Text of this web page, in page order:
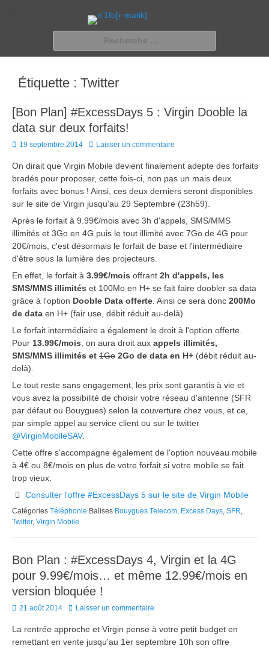
n'1fo[r-matik]
Pour les nymphos d'infos en info…
Étiquette : Twitter
[Bon Plan] #ExcessDays 5 : Virgin Dooble la
data sur deux forfaits!
Posted
19 septembre 2014 Laisser un commentaire
On dirait que Virgin Mobile devient finalement adepte des forfaits
bradés pour proposer, cette fois-ci, non pas un mais deux
forfaits avec bonus ! Ainsi, ces deux derniers seront disponibles
sur le site de Virgin jusqu'au 29 Septembre (23h59).
Après le forfait à 9.99€/mois avec 3h d'appels, SMS/MMS
illimités et 3Go en 4G puis le tout illimité avec 7Go de 4G pour
20€/mois, c'est désormais le forfait de base et l'intermédiaire
d'être sous la lumière des projecteurs.
En effet, le forfait à 3.99€/mois offrant 2h d'appels, les
SMS/MMS illimités et 100Mo en H+ se fait faire doobler sa data
grâce à l'option Dooble Data offerte . Ainsi ce sera donc 200Mo
de data en H+ (fair use, débit réduit au-delà)
Le forfait intermédiaire a également le droit à l'option offerte.
Pour 13.99€/mois , on aura droit aux appels illimités,
SMS/MMS illimités et 1Go 2Go de data en H+ (débit réduit au-
delà).
Le tout reste sans engagement, les prix sont garantis à vie et
vous avez la possibilité de choisir votre réseau d'antenne (SFR
par défaut ou Bouygues) selon la couverture chez vous, et ce,
par simple appel au service client ou sur le twitter
@VirginMobileSAV.
Cette offre s'accompagne également de l'option nouveau mobile
à 4€ ou 8€/mois en plus de votre forfait si votre mobile se fait
trop vieux.
Consulter l'offre #ExcessDays 5 sur le site de Virgin Mobile
Catégories Téléphonie Balises Bouygues Telecom, Excess Days, SFR,
Twitter, Virgin Mobile
Bon Plan : #ExcessDays 4, Virgin et la 4G
pour 9.99€/mois… et même 12.99€/mois en
version bloquée !
Posted
21 août 2014 Laisser un commentaire
La rentrée approche et Virgin pense à votre petit budget en
remettant en vente jusqu'au 1er septembre 10h son offre